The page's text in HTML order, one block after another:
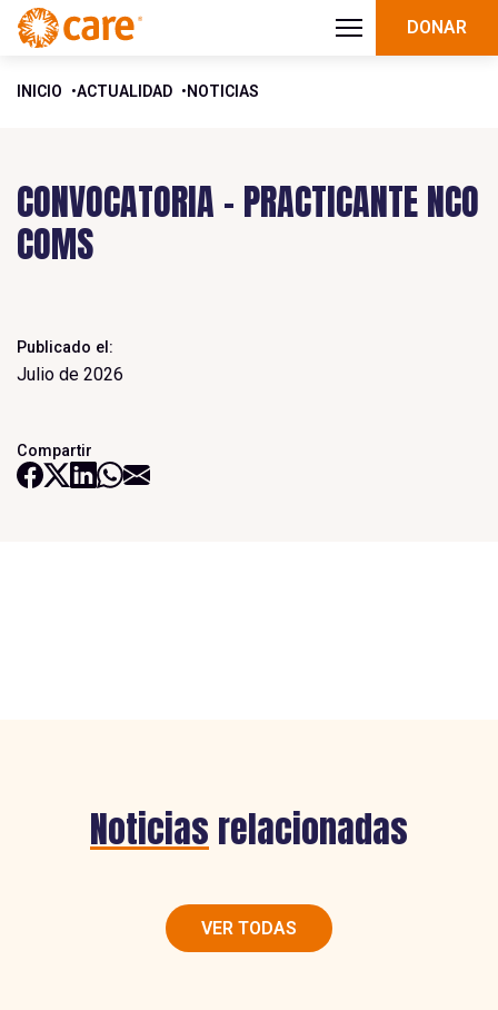
DONAR
INICIO ACTUALIDAD NOTICIAS
CONVOCATORIA – PRACTICANTE NCO
COMS
Publicado el:
Julio de 2026
Compartir
Noticias relacionadas
VER TODAS